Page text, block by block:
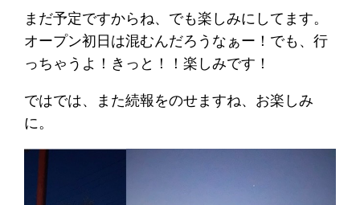
まだ予定ですからね、でも楽しみにしてます。
オープン初日は混むんだろうなぁー！でも、行
っちゃうよ！きっと！！楽しみです！
ではでは、また続報をのせますね、お楽しみ
に。